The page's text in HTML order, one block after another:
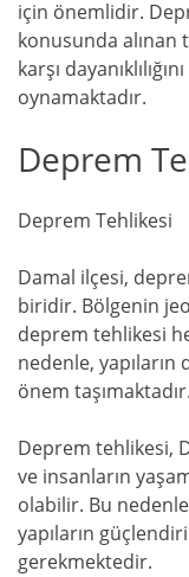
için önemlidir.
konusunda alınan
karşı
oynamaktadır.
Deprem
Deprem Tehlikesi
Damal ilçesi,
biridir. Bölgenin
deprem tehlikesi
nedenle, yapıların
önem taşımaktadır.
Deprem tehlikesi,
ve insanların
olabilir. Bu
yapıların
gerekmektedir.